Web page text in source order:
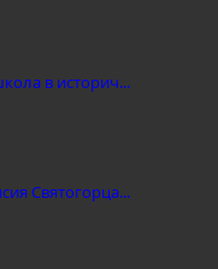
в историч...
Святогорца...